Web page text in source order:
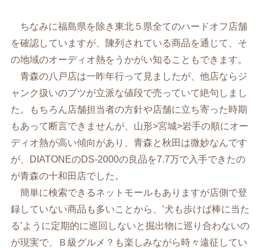
ちなみに福島県を除き東北５県全てのハードオフ店舗
を確認していますが、陳列されている商品を通じて、そ
の地域のオーディオ熱をうかがい知ることもできます。
青森の八戸店は一昨年行って見ましたが、他店ならジ
ャンク扱いのブツが立派な値段で売っていて絶句しまし
た。もちろん店舗担当者の方針や店舗に立ち寄った時期
もあって断言できませんが、山形>宮城>岩手の順にオー
ディオ熱が高い傾向があり、青森と秋田は微妙なんです
が、DIATONEのDS-2000の良品を7.7万で入手できたの
が青森の十和田店でした。
簡単に検索できるネットモールもありますが店側で登
録していない商品も多いことから、’犬も歩けば棒に当た
る’ように定期的に巡回しないと掘出物に巡り合わないの
が現実で、Ｂ級グルメ？も楽しみながら時々遠征してい